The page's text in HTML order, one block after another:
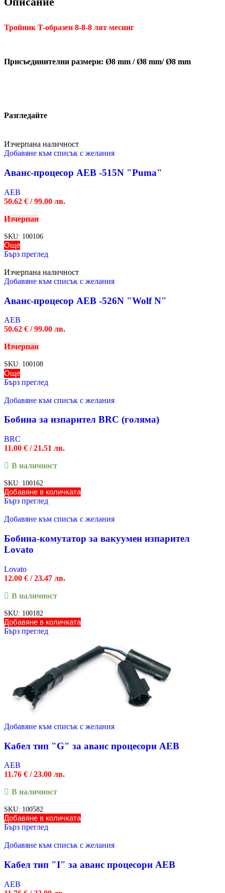
Тройник T-образен 8-8-8 лят месинг
Присъединителни размери: Ø8 mm / Ø8 mm/ Ø8 mm
Разгледайте
Изчерпана наличност
Добавяне към списък с желания
Аванс-процесор AEB -515N "Puma"
AEB
50.62 € / 99.00 лв.
Изчерпан
SKU: 100106
Още
Бърз преглед
Изчерпана наличност
Добавяне към списък с желания
Аванс-процесор AEB -526N "Wolf N"
AEB
50.62 € / 99.00 лв.
Изчерпан
SKU: 100108
Още
Бърз преглед
Добавяне към списък с желания
Бобина за изпарител BRC (голяма)
BRC
11.00 € / 21.51 лв.
В наличност
SKU: 100162
Добавяне в количката
Бърз преглед
Добавяне към списък с желания
Бобина-комутатор за вакуумен изпарител
Lovato
Lovato
12.00 € / 23.47 лв.
В наличност
SKU: 100182
Добавяне в количката
Бърз преглед
Добавяне към списък с желания
Кабел тип "G" за аванс процесори AEB
AEB
11.76 € / 23.00 лв.
В наличност
SKU: 100582
Добавяне в количката
Бърз преглед
Добавяне към списък с желания
Кабел тип "I" за аванс процесори AEB
AEB